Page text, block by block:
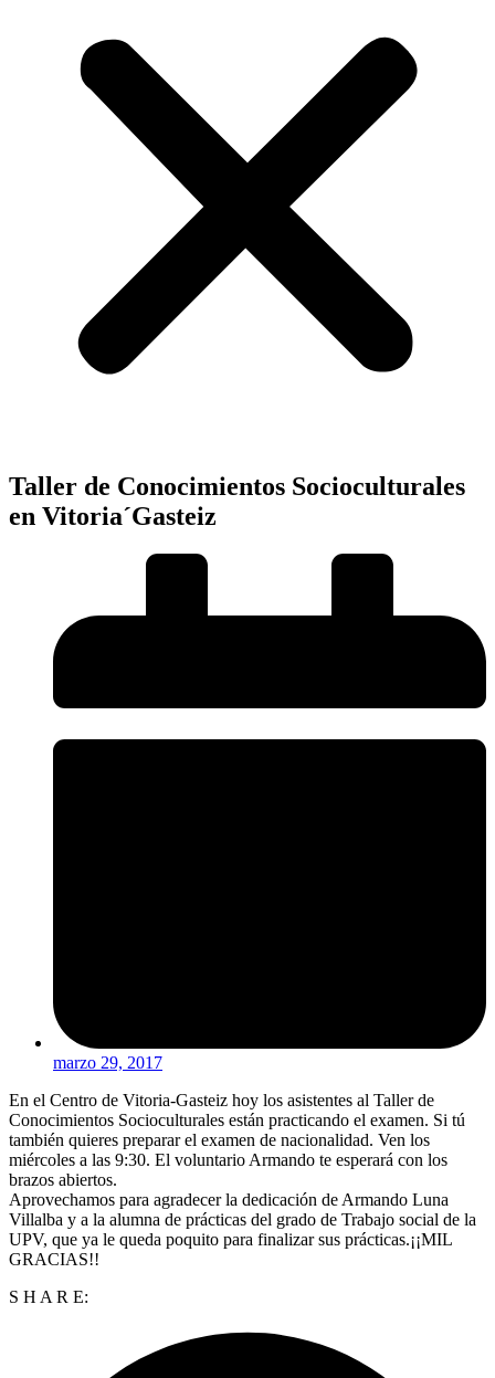
Taller de Conocimientos Socioculturales
en Vitoria´Gasteiz
marzo 29, 2017
En el Centro de Vitoria-Gasteiz hoy los asistentes al Taller de
Conocimientos Socioculturales están practicando el examen. Si tú
también quieres preparar el examen de nacionalidad. Ven los
miércoles a las 9:30. El voluntario Armando te esperará con los
brazos abiertos.
Aprovechamos para agradecer la dedicación de Armando Luna
Villalba y a la alumna de prácticas del grado de Trabajo social de la
UPV, que ya le queda poquito para finalizar sus prácticas.¡¡MIL
GRACIAS!!
S H A R E: